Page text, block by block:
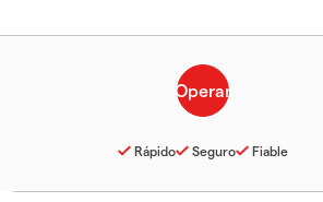
Rápido Seguro Fiable